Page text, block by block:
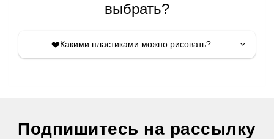
выбрать?
❤️Какими пластиками можно рисовать?
Подпишитесь на рассылку